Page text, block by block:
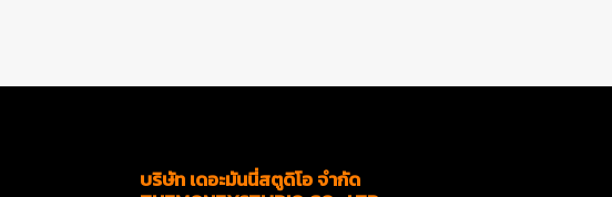
บริษัท เดอะมันนี่สตูดิโอ จำกัด